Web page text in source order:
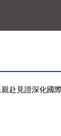
赴見證深化國